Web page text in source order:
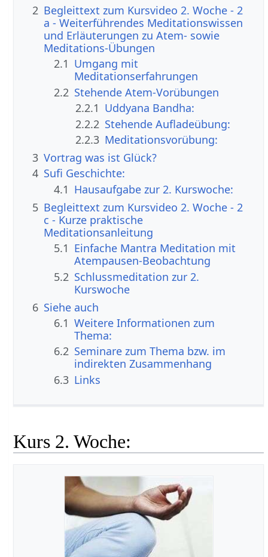
2 Begleittext zum Kursvideo 2. Woche - 2
a - Weiterführendes Meditationswissen
und Erläuterungen zu Atem- sowie
Meditations-Übungen
2.1 Umgang mit
Meditationserfahrungen
2.2 Stehende Atem-Vorübungen
2.2.1 Uddyana Bandha:
2.2.2 Stehende Aufladeübung:
2.2.3 Meditationsvorübung:
3 Vortrag was ist Glück?
4 Sufi Geschichte:
4.1 Hausaufgabe zur 2. Kurswoche:
5 Begleittext zum Kursvideo 2. Woche - 2
c - Kurze praktische
Meditationsanleitung
5.1 Einfache Mantra Meditation mit
Atempausen-Beobachtung
5.2 Schlussmeditation zur 2.
Kurswoche
6 Siehe auch
6.1 Weitere Informationen zum
Thema:
6.2 Seminare zum Thema bzw. im
indirekten Zusammenhang
6.3 Links
Kurs 2. Woche: